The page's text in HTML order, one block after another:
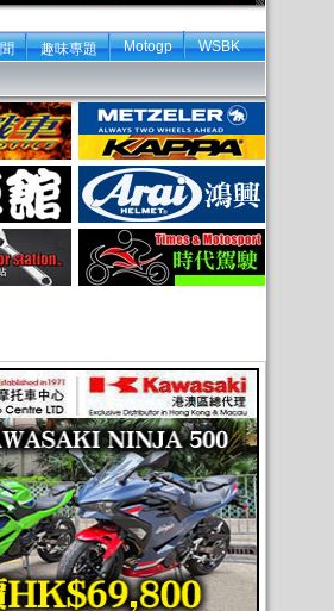
趣味專題 Motogp WSBK